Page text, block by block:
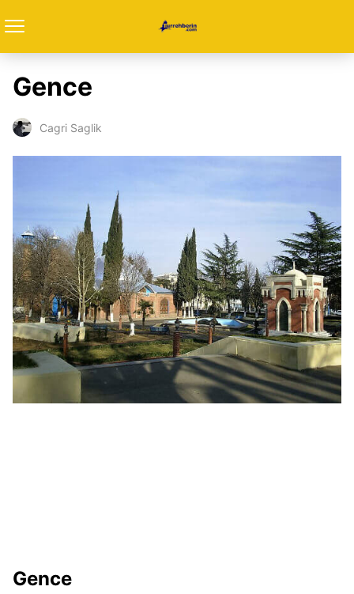
Gence
Cagri Saglik
Gence